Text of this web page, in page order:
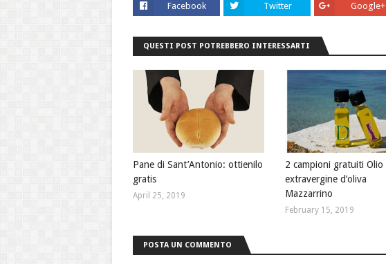
Facebook Twitter Google+
QUESTI POST POTREBBERO INTERESSARTI
Pane di Sant’Antonio: ottienilo
gratis
April 25, 2019
2 campioni gratuiti Olio
extravergine d’oliva
Mazzarrino
February 15, 2019
POSTA UN COMMENTO